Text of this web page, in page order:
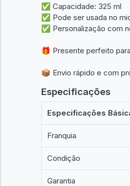
✅ Capacidade: 325 ml
✅ Pode ser usada no
✅ Personalização com
🎁 Presente perfeito
📦 Envio rápido e com
Especificações
Especificações
Franquia
Condição
Garantia